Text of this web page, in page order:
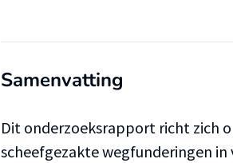
Samenvatting
Dit onderzoeksrapport richt zich
scheefgezakte wegfunderingen